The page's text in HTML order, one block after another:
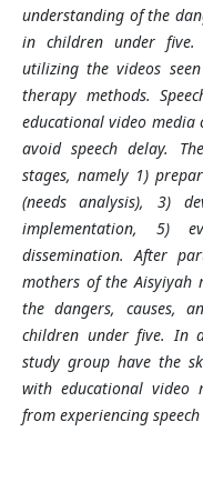
understanding of the
in children under five.
utilizing the videos
therapy methods.
educational video
avoid speech delay.
stages, namely 1)
(needs analysis), 3)
implementation, 5)
dissemination. After
mothers of the Aisyiyah
the dangers, causes,
children under five. In
study group have the
with educational video
from experiencing speech